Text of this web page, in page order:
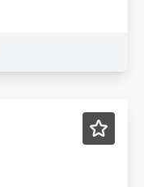
Semi-mobiliado